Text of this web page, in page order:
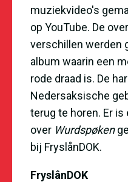
muziekvideo's
op YouTube. De
verschillen werden
album waarin een
rode draad is. De
Nedersaksische
terug te horen. Er
over Wurdspøken
bij FryslånDOK.
FryslânDOK